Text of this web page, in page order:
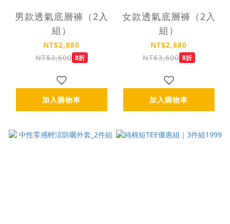
男款透氣底層褲（2入
組）
NT$2,880
NT$3,600 8折
加入購物車
女款透氣底層褲（2入
組）
NT$2,880
NT$3,600 8折
加入購物車